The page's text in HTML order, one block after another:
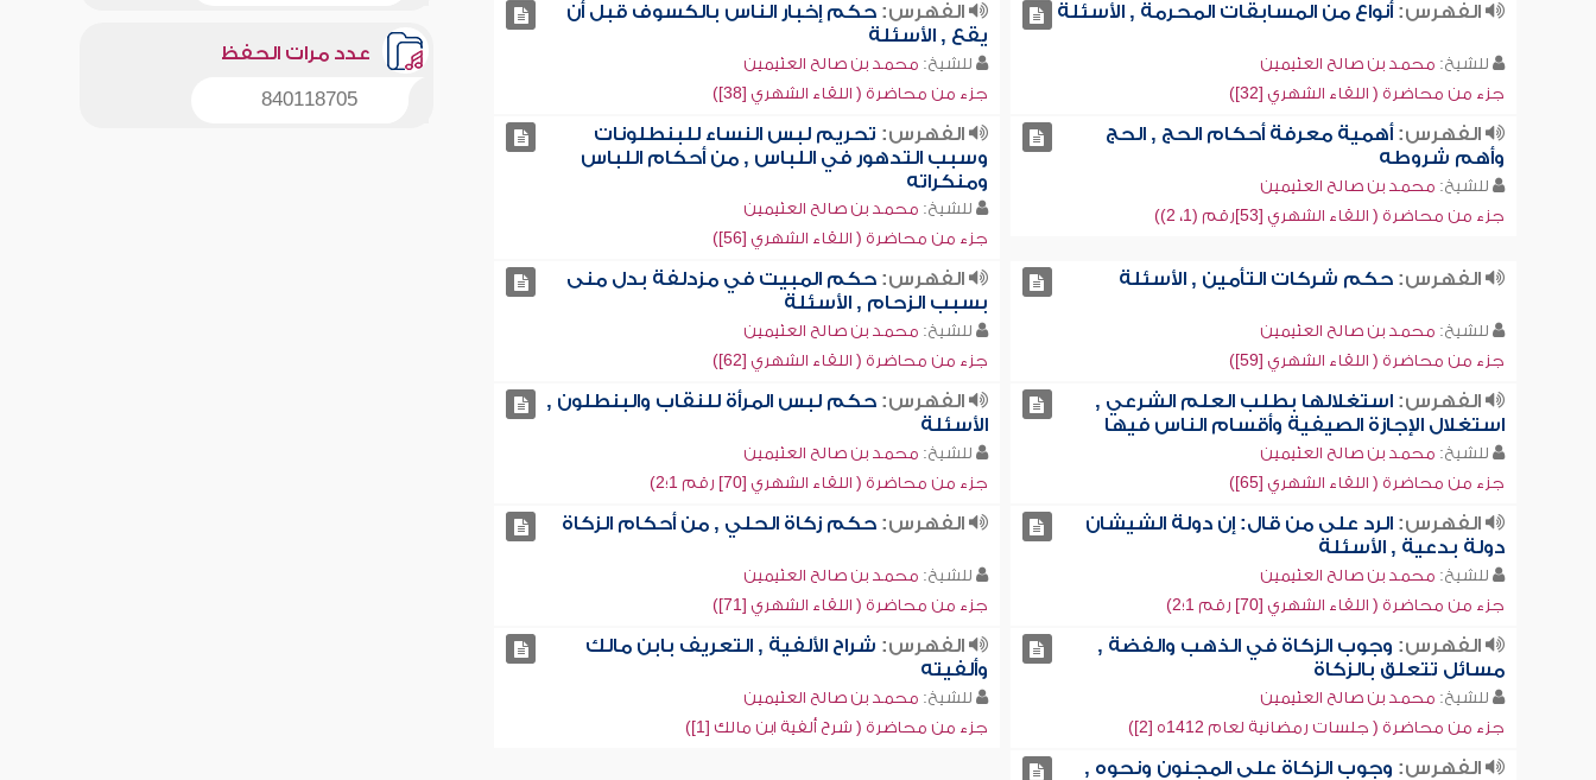
الفهرس:أنواع من المسابقات المحرمة , الأسئلة
للشيخ: محمد بن صالح العثيمين
جزء من محاضرة ( اللقاء الشهري [32])
الفهرس: حكم إخبار الناس بالكسوف قبل أن
يقع , الأسئلة
للشيخ: محمد بن صالح العثيمين
جزء من محاضرة ( اللقاء الشهري [38])
الفهرس:أهمية معرفة أحكام الحج , الحج
وأهم شروطه
للشيخ: محمد بن صالح العثيمين
جزء من محاضرة ( اللقاء الشهري [53]رقم (1، 2))
الفهرس: تحريم لبس النساء للبنطلونات
وسبب التدهور في اللباس , من أحكام اللباس
ومنكراته
للشيخ: محمد بن صالح العثيمين
جزء من محاضرة ( اللقاء الشهري [56])
الفهرس:حكم شركات التأمين , الأسئلة
للشيخ: محمد بن صالح العثيمين
جزء من محاضرة ( اللقاء الشهري [59])
الفهرس: حكم المبيت في مزدلفة بدل منى
بسبب الزحام , الأسئلة
للشيخ: محمد بن صالح العثيمين
جزء من محاضرة ( اللقاء الشهري [62])
الفهرس:استغلالها بطلب العلم الشرعي ,
استغلال الإجازة الصيفية وأقسام الناس فيها
للشيخ: محمد بن صالح العثيمين
جزء من محاضرة ( اللقاء الشهري [65])
الفهرس: حكم لبس المرأة للنقاب والبنطلون ,
الأسئلة
للشيخ: محمد بن صالح العثيمين
جزء من محاضرة ( اللقاء الشهري [70] رقم 1؛2)
الفهرس:الرد على من قال: إن دولة الشيشان
دولة بدعية , الأسئلة
للشيخ: محمد بن صالح العثيمين
جزء من محاضرة ( اللقاء الشهري [70] رقم 1؛2)
الفهرس: حكم زكاة الحلي , من أحكام الزكاة
للشيخ: محمد بن صالح العثيمين
جزء من محاضرة ( اللقاء الشهري [71])
الفهرس: وجوب الزكاة في الذهب والفضة ,
مسائل تتعلق بالزكاة
للشيخ: محمد بن صالح العثيمين
جزء من محاضرة ( جلسات رمضانية لعام 1412ه [2])
الفهرس: شراح الألفية , التعريف بابن مالك
وألفيته
للشيخ: محمد بن صالح العثيمين
جزء من محاضرة ( شرح ألفية ابن مالك [1])
الفهرس: وجوب الزكاة على المجنون ونحوه ,
عدد مرات الحفظ
840118705